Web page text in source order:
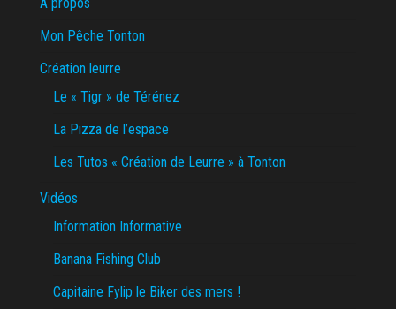
Mon Pêche Tonton
Création leurre
Le « Tigr » de Térénez
La Pizza de l’espace
Les Tutos « Création de Leurre » à Tonton
Vidéos
Information Informative
Banana Fishing Club
Capitaine Fylip le Biker des mers !